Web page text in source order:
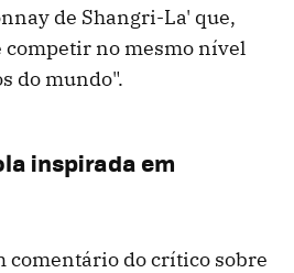
de Shangri-La' que,
​​competir no mesmo nível
do mundo".
inspirada em
comentário do crítico sobre